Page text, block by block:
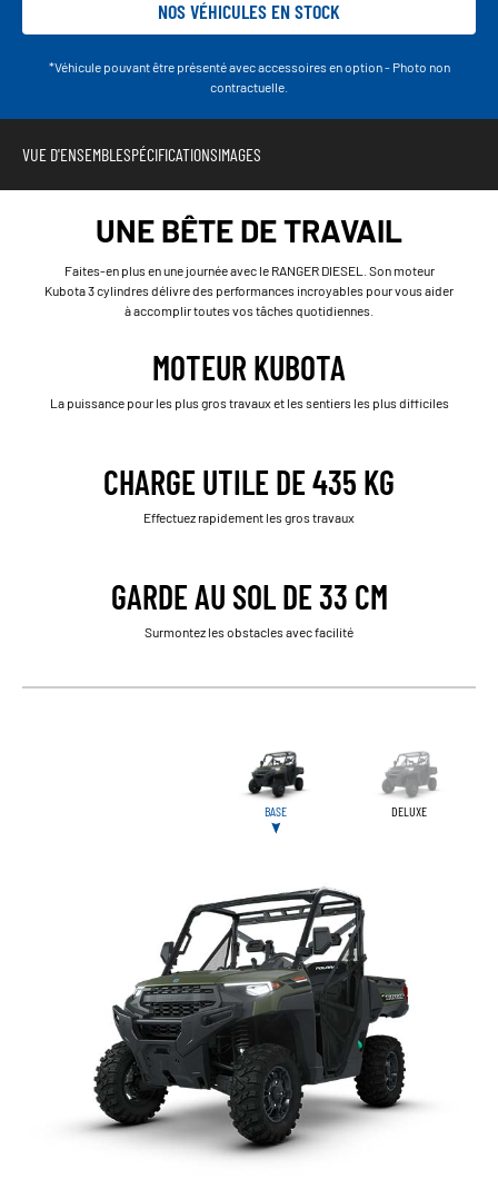
NOS VÉHICULES EN STOCK
*Véhicule pouvant être présenté avec accessoires en option - Photo non
contractuelle.
VUE D'ENSEMBLESPÉCIFICATIONSIMAGES
UNE BÊTE DE TRAVAIL
Faites-en plus en une journée avec le RANGER DIESEL. Son moteur
Kubota 3 cylindres délivre des performances incroyables pour vous aider
à accomplir toutes vos tâches quotidiennes.
MOTEUR KUBOTA
La puissance pour les plus gros travaux et les sentiers les plus difficiles
CHARGE UTILE DE 435 KG
Effectuez rapidement les gros travaux
GARDE AU SOL DE 33 CM
Surmontez les obstacles avec facilité
BASE DELUXE